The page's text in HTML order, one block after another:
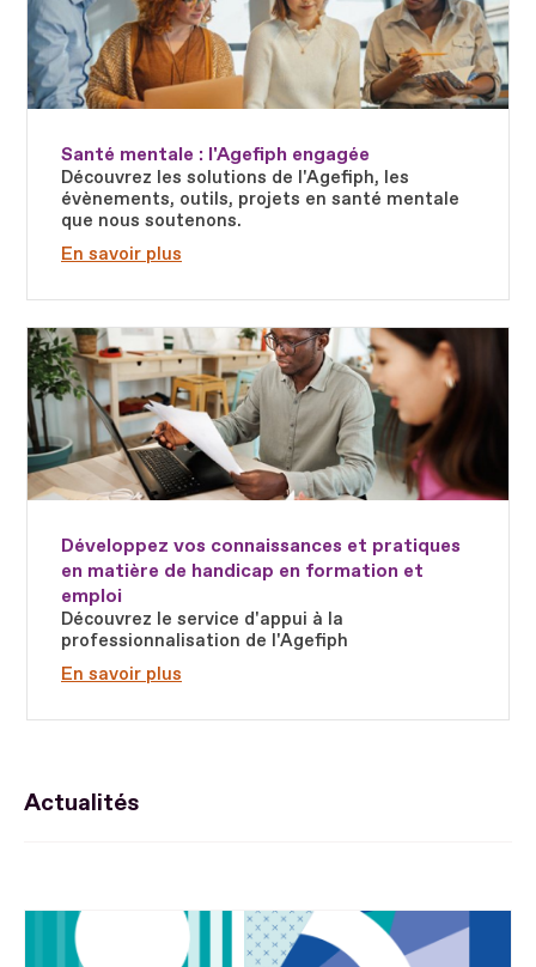
Santé mentale : l'Agefiph engagée
Découvrez les solutions de l'Agefiph, les
évènements, outils, projets en santé mentale
que nous soutenons.
En savoir plus
Développez vos connaissances et pratiques
en matière de handicap en formation et
emploi
Découvrez le service d'appui à la
professionnalisation de l'Agefiph
En savoir plus
Fichier
Actualités